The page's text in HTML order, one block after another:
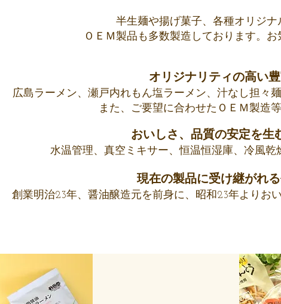
半生麺や揚げ菓子、各種オリジナ
ＯＥＭ製品も多数製造しております。お
オリジナリティの高い
広島ラーメン、瀬戸内れもん塩ラーメン、汁なし担々
また、ご要望に合わせたＯＥＭ製造
おいしさ、品質の安定を生
水温管理、真空ミキサー、恒温恒湿庫、冷風乾
現在の製品に受け継がれ
創業明治23年、醤油醸造元を前身に、昭和23年よりお